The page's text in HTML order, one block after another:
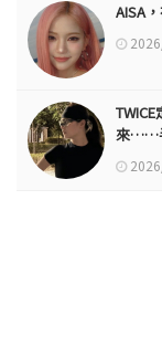
AISA
來……